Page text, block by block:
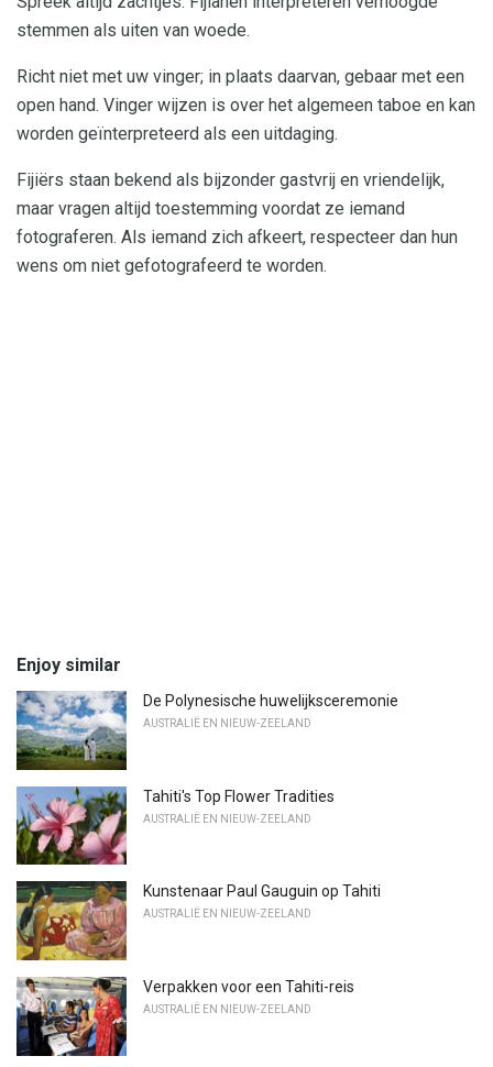
stemmen als uiten van woede.
Richt niet met uw vinger; in plaats daarvan, gebaar met een
open hand. Vinger wijzen is over het algemeen taboe en kan
worden geïnterpreteerd als een uitdaging.
Fijiërs staan ​​bekend als bijzonder gastvrij en vriendelijk,
maar vragen altijd toestemming voordat ze iemand
fotograferen. Als iemand zich afkeert, respecteer dan hun
wens om niet gefotografeerd te worden.
Enjoy similar
De Polynesische huwelijksceremonie
AUSTRALIË EN NIEUW-ZEELAND
Tahiti's Top Flower Tradities
AUSTRALIË EN NIEUW-ZEELAND
Kunstenaar Paul Gauguin op Tahiti
AUSTRALIË EN NIEUW-ZEELAND
Verpakken voor een Tahiti-reis
AUSTRALIË EN NIEUW-ZEELAND